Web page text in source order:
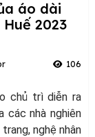
áo dài
2023
106
chủ trì diễn ra
các nhà nghiên
nghệ nhân